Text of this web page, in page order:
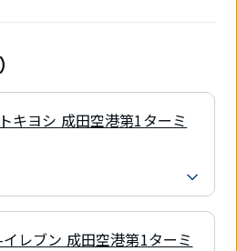
キヨシ 成田空港第1ターミ
レブン 成田空港第1ターミ